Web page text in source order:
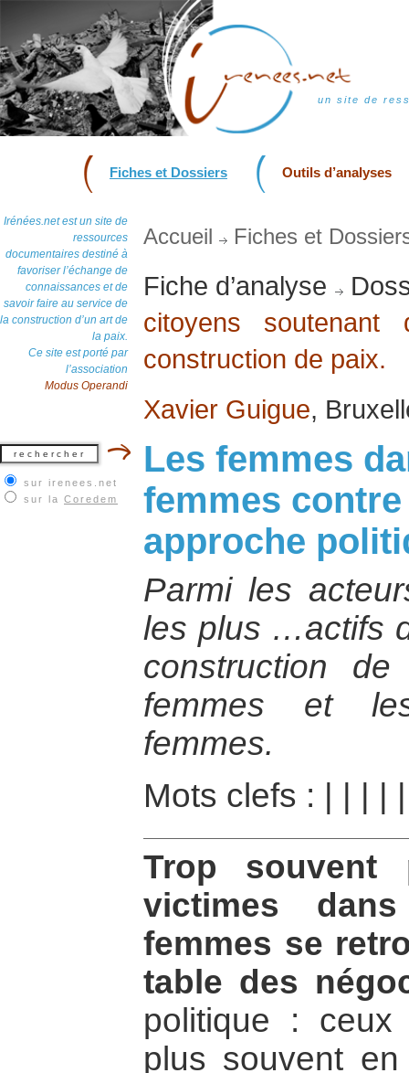
un site de
Fiches et Dossiers Outils d’analyses
Irénées.net est un site de
ressources
documentaires destiné à
favoriser l’échange de
connaissances et de
savoir faire au service de
la construction d’un art de
la paix.
Ce site est porté par
l’association
Modus Operandi
sur irenees.net
sur la Coredem
Accueil Fiches et
Fiche d’analyse
citoyens
construction de paix.
Xavier Guigue,
Les femmes
femmes
approche
Parmi les
les plus …actifs
construction
femmes et
femmes.
Mots clefs :
Trop souvent
victimes
femmes se
table des
politique :
plus souvent en